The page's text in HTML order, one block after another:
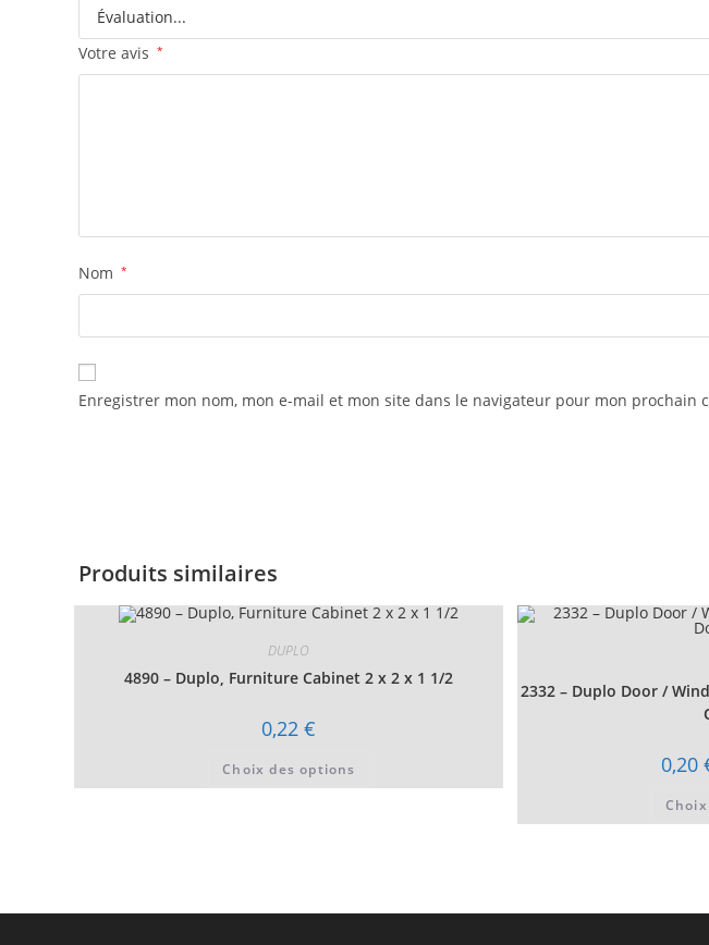
Votre avis *
Nom *
Enregistrer mon nom, mon e-mail et mon site dans le navigateur pour mon prochain
Produits similaires
DUPLO
4890 – Duplo, Furniture Cabinet 2 x 2 x 1 1/2
0,22€
Choix des options
a
sur
2332 – Duplo Door /
0,20